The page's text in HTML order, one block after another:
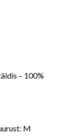
– 100%
M